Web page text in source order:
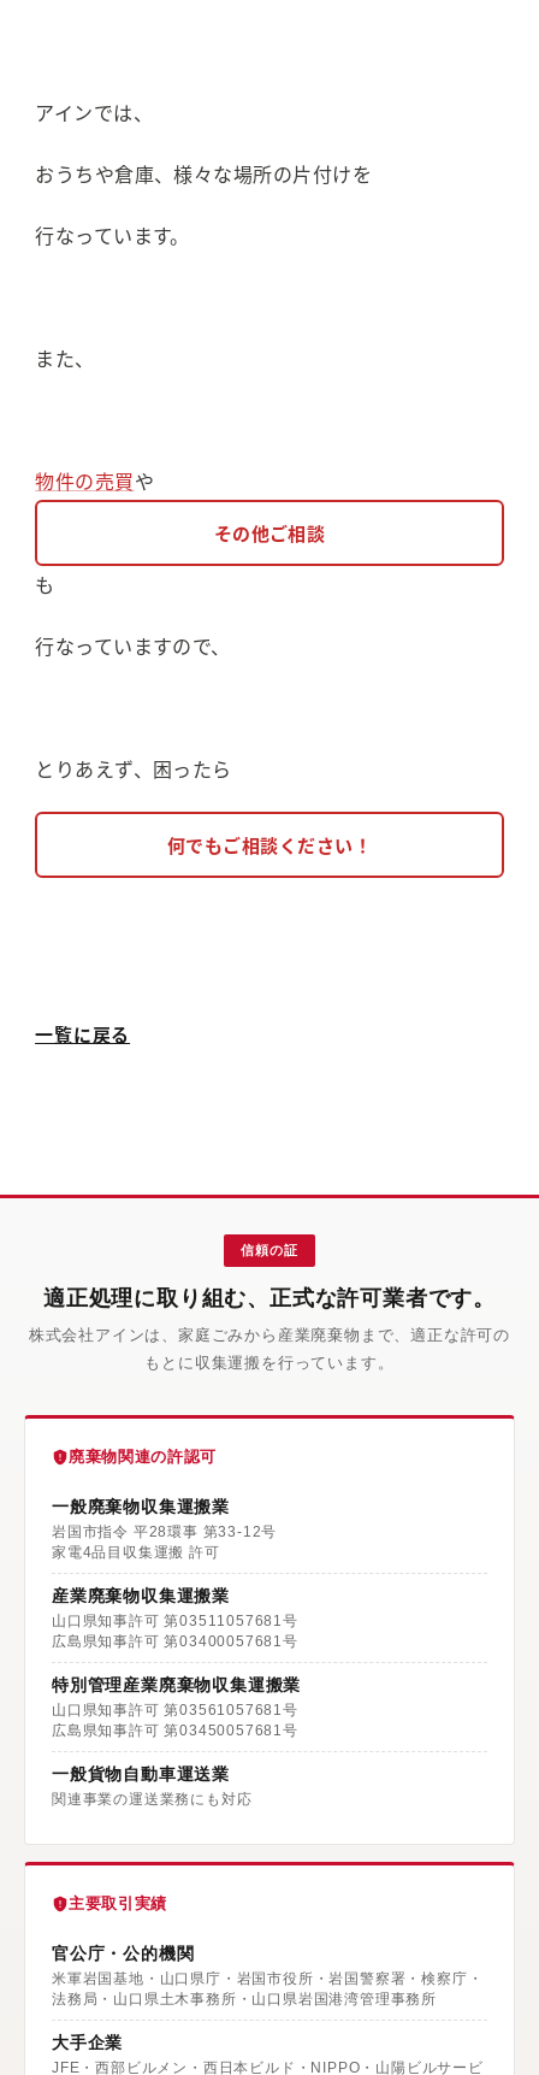
アインでは、
おうちや倉庫、様々な場所の片付けを
行なっています。
また、
物件の売買や
その他ご相談
も
行なっていますので、
とりあえず、困ったら
何でもご相談ください！
一覧に戻る
信頼の証
適正処理に取り組む、正式な許可業者です。
株式会社アインは、家庭ごみから産業廃棄物まで、適正な許可の
もとに収集運搬を行っています。
廃棄物関連の許認可
一般廃棄物収集運搬業
岩国市指令 平28環事 第33-12号
家電4品目収集運搬 許可
産業廃棄物収集運搬業
山口県知事許可 第03511057681号
広島県知事許可 第03400057681号
特別管理産業廃棄物収集運搬業
山口県知事許可 第03561057681号
広島県知事許可 第03450057681号
一般貨物自動車運送業
関連事業の運送業務にも対応
主要取引実績
官公庁・公的機関
米軍岩国基地・山口県庁・岩国市役所・岩国警察署・検察庁・
法務局・山口県土木事務所・山口県岩国港湾管理事務所
大手企業
JFE・西部ビルメン・西日本ビルド・NIPPO・山陽ビルサービ